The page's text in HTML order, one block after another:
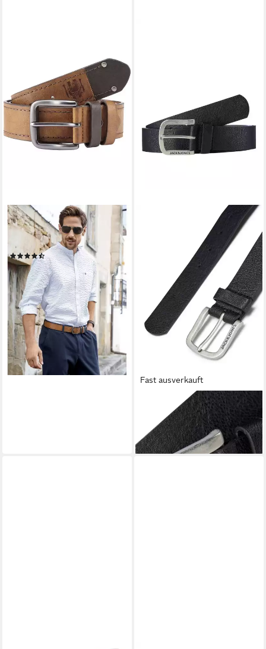
JAN VANDERSTORM
Ledergürtel BORAK (1-St) mit
Prägung und Ziernähten
(35)
27,99 €
lieferbar - in 2-3 Werktagen bei dir
Fast ausverkauft
JACK & JONES PLUSSIZE
Ledergürtel HARRY (1-St)
17,90 €
lieferbar - in 2-3 Werktagen bei dir